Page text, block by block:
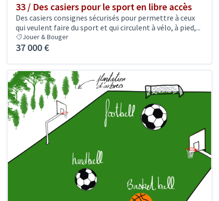
33 / Des casiers pour le sport en libre accès
Des casiers consignes sécurisés pour permettre à ceux
qui veulent faire du sport et qui circulent à vélo, à pied,...
Jouer & Bouger
37 000 €